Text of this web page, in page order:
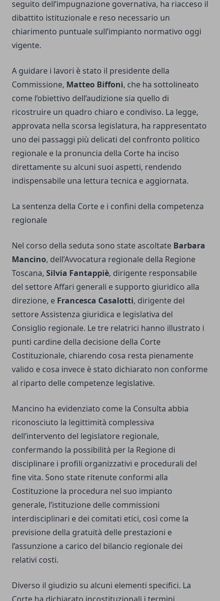
seguito dell’impugnazione governativa, ha riacceso il
dibattito istituzionale e reso necessario un
chiarimento puntuale sull’impianto normativo oggi
vigente.
A guidare i lavori è stato il presidente della
Commissione, Matteo Biffoni, che ha sottolineato
come l’obiettivo dell’audizione sia quello di
ricostruire un quadro chiaro e condiviso. La legge,
approvata nella scorsa legislatura, ha rappresentato
uno dei passaggi più delicati del confronto politico
regionale e la pronuncia della Corte ha inciso
direttamente su alcuni suoi aspetti, rendendo
indispensabile una lettura tecnica e aggiornata.
La sentenza della Corte e i confini della competenza
regionale
Nel corso della seduta sono state ascoltate Barbara
Mancino, dell’Avvocatura regionale della Regione
Toscana, Silvia Fantappiè, dirigente responsabile
del settore Affari generali e supporto giuridico alla
direzione, e Francesca Casalotti, dirigente del
settore Assistenza giuridica e legislativa del
Consiglio regionale. Le tre relatrici hanno illustrato i
punti cardine della decisione della Corte
Costituzionale, chiarendo cosa resta pienamente
valido e cosa invece è stato dichiarato non conforme
al riparto delle competenze legislative.
Mancino ha evidenziato come la Consulta abbia
riconosciuto la legittimità complessiva
dell’intervento del legislatore regionale,
confermando la possibilità per la Regione di
disciplinare i profili organizzativi e procedurali del
fine vita. Sono state ritenute conformi alla
Costituzione la procedura nel suo impianto
generale, l’istituzione delle commissioni
interdisciplinari e dei comitati etici, così come la
previsione della gratuità delle prestazioni e
l’assunzione a carico del bilancio regionale dei
relativi costi.
Diverso il giudizio su alcuni elementi specifici. La